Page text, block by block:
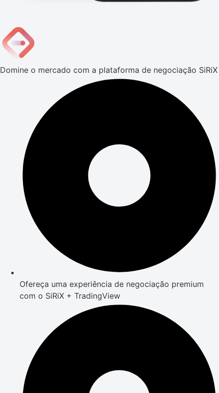
Domine o mercado com a plataforma de negociação SiRiX
Ofereça uma experiência de negociação premium
com o SiRiX + TradingView